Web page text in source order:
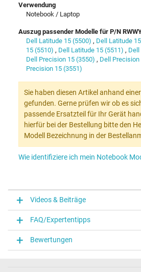
Verwendung
Notebook / Laptop
Auszug passender Modelle für P/N
Dell Latitude 15 (5500) , Dell Latitude
15 (5510) , Dell Latitude 15 (5511) ,
Dell Precision 15 (3550) , Dell Precision
Precision 15 (3551)
Sie haben diesen Artikel anhand
gefunden. Gerne prüfen wir ob es
passende Ersatzteil für Ihr Gerät
hierfür bei der Bestellung bitte den
Modell Bezeichnung in der
Wie identifiziere ich mein Notebook
Videos & Beiträge
FAQ/Expertentipps
Bewertungen